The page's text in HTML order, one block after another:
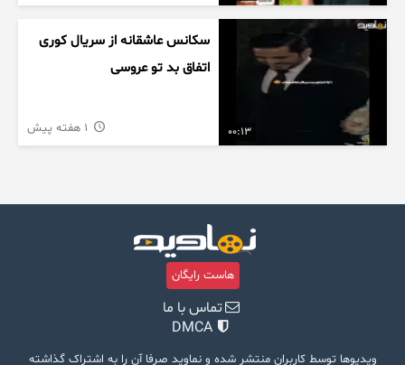
00:13
سکانس عاشقانه از سریال کوری
اتفاق بد تو عروسی
هاست رایگان
تماس با ما
DMCA
ویدیوها توسط کاربران منتشر شده و نماوید صرفا آن را به اشتراک گذاشته